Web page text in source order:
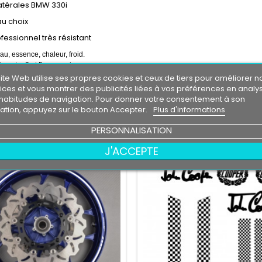
BMW 330i
choix
très résistant
essence, chaleur, froid.
entre 3 et 5 ans environs
livré directement sur papier transfert.
de fond , la couleur de fond représente votre support de pose.
d'un logo sans autorisation de son propriétaire est sous votre entière
PRODUITS DANS LA MÊME CATÉGORIE :
Web utilise ses propres cookies et ceux de tiers pour améliorer
et vous montrer des publicités liées à vos préférences en
de navigation. Pour donner votre consentement à son
appuyez sur le bouton Accepter. Plus d'informations
PERSONNALISATION
J'ACCEPTE